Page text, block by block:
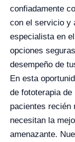
confiadamente
con el servicio y
especialista en
opciones
desempeño de
En esta
de fototerapia
pacientes recién
necesitan la
amenazante.